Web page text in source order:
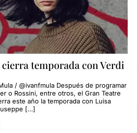
temporada con Verdi
/ @ivanfmula Después de programar
o Rossini, entre otros, el Gran Teatre
este año la temporada con Luisa
[…]